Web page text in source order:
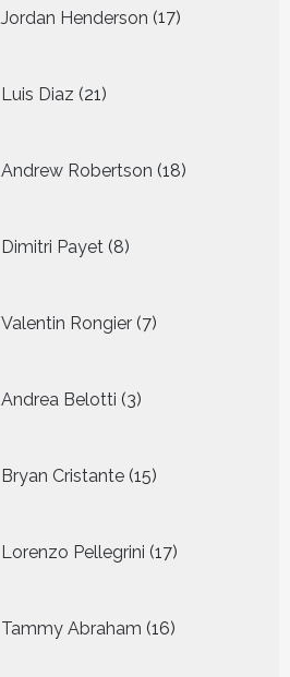
Jordan Henderson 17
producten
Luis Diaz 21
producten
Andrew Robertson 18
producten
Dimitri Payet 8
producten
Valentin Rongier 7
producten
Andrea Belotti 3
producten
Bryan Cristante 15
producten
Lorenzo Pellegrini 17
producten
Tammy Abraham 16
producten